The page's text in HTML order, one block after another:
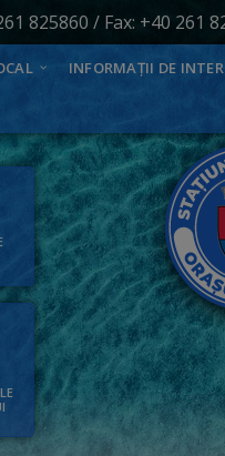
825860 / Fax: +40 261
INFORMAȚII DE